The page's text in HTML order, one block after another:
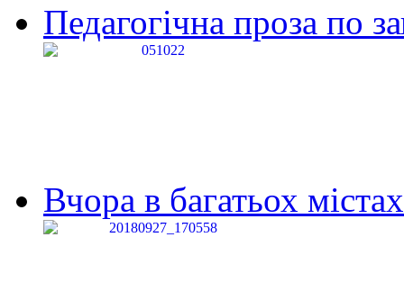
Педагогічна проза по
Вчора в багатьох